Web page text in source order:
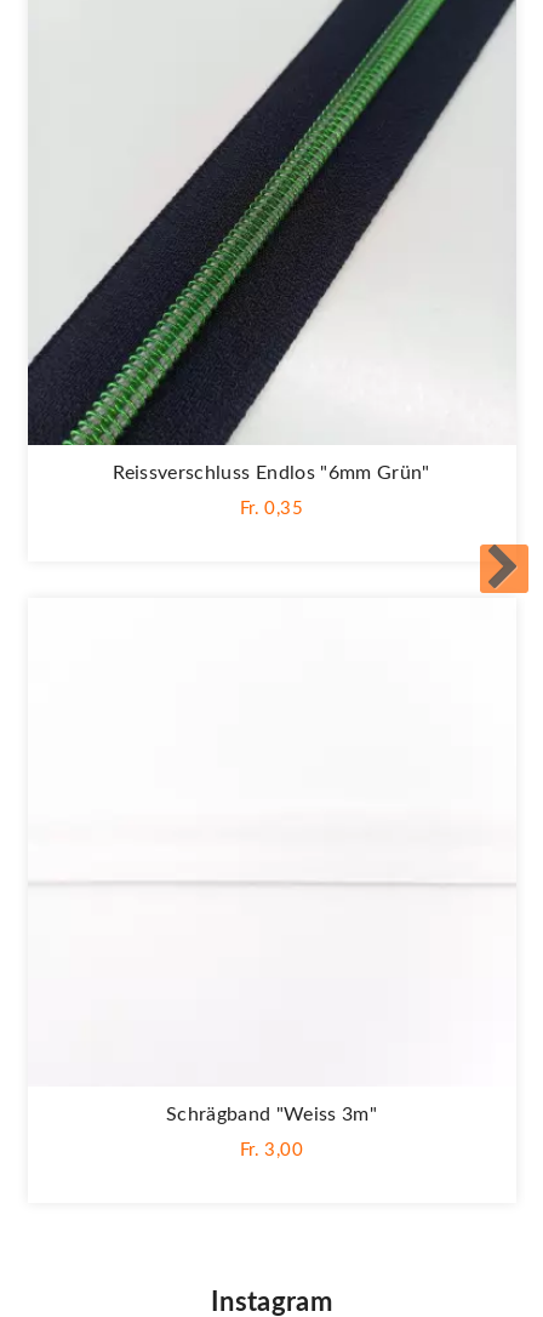
Reissverschluss Endlos "6mm Grün"
Fr. 0,35
Schrägband "Weiss 3m"
Fr. 3,00
Instagram